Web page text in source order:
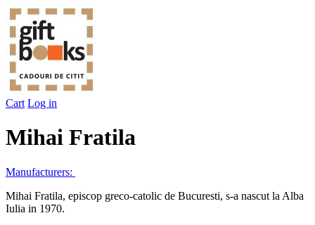
Cart Log in
Mihai Fratila
Manufacturers:
Mihai Fratila, episcop greco-catolic de Bucuresti, s-a nascut la Alba
Iulia in 1970.